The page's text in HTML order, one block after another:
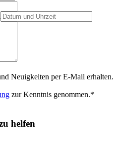
Neuigkeiten per E-Mail erhalten.
zur Kenntnis genommen.*
helfen